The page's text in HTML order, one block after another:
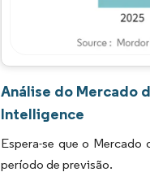
Imagem ©
Análise do Mercado
Intelligence
Espera-se que o Mercado
período de previsão.